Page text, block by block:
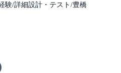
験/詳細設計・テスト/豊橋